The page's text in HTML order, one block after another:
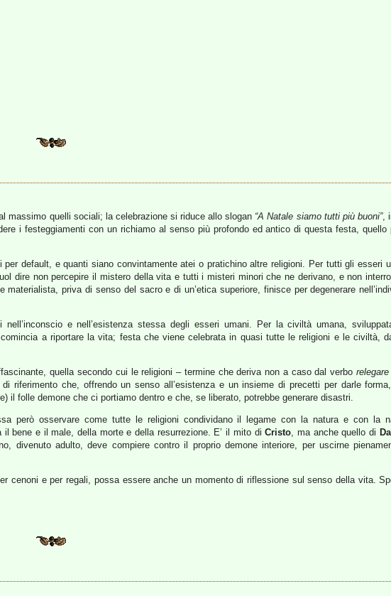
massimo quelli sociali; la celebrazione si riduce allo slogan “A Natale siamo tutti più buoni”,
i festeggiamenti con un richiamo al senso più profondo ed antico di questa festa, quello
default, e quanti siano convintamente atei o pratichino altre religioni. Per tutti gli esseri
dire non percepire il mistero della vita e tutti i misteri minori che ne derivano, e non
priva di senso del sacro e di un’etica superiore, finisce per degenerare
e nell’esistenza stessa degli esseri umani. Per la civiltà umana,
a riportare la vita; festa che viene celebrata in quasi tutte le religioni e le civiltà,
quella secondo cui le religioni – termine che deriva non a caso dal verbo relegare
riferimento che, offrendo un senso all’esistenza e un insieme di precetti per darle
il folle demone che ci portiamo dentro e che, se liberato, potrebbe generare disastri.
però osservare come tutte le religioni condividano il legame con la natura e con la
bene e il male, della morte e della resurrezione. E’ il mito diCristo, ma anche quello di
divenuto adulto, deve compiere contro il proprio demone interiore, per uscirne
cenoni e per regali, possa essere anche un momento di riflessione sul senso della vita.